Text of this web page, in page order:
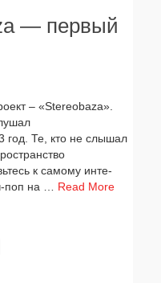
— первый
– «Stereobaza».
год. Те, кто не слы­шал
к само­му инте­
поп на … Read More